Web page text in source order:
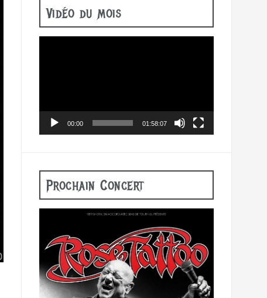
Vidéo du mois
00:00 01:58:07
Prochain Concert